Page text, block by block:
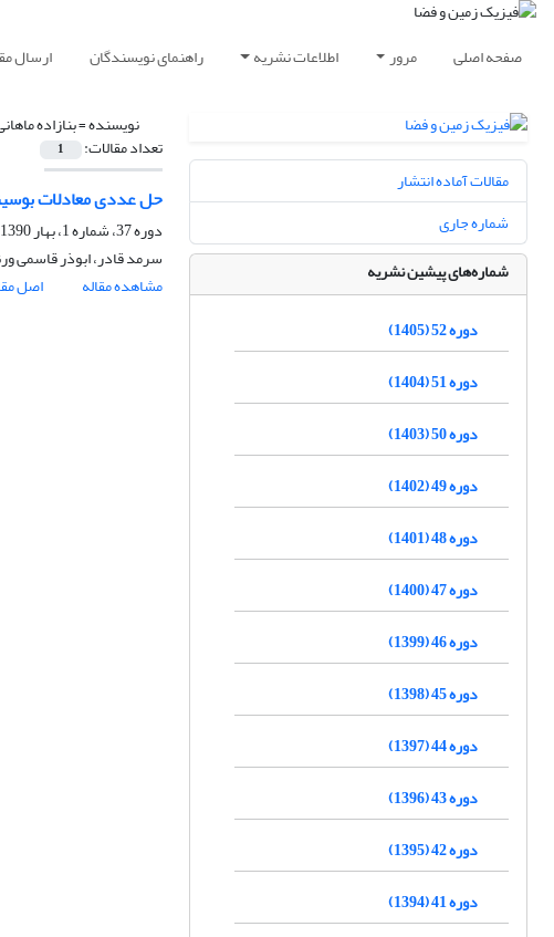
صفحه اصلی مرور اطلاعات نشریه راهنمای نویسندگان ارسال
نویسنده =بنازاده
تعداد مقالات: 1
حل عددی معادلات
دوره 37، شماره 1، بهار 1390
سرمد قادر، ابوذر قاسمی
مشاهده مقاله
اصل
مقالات آماده انتشار
شماره جاری
شماره‌های پیشین نشریه
دوره 52 (1405)
دوره 51 (1404)
دوره 50 (1403)
دوره 49 (1402)
دوره 48 (1401)
دوره 47 (1400)
دوره 46 (1399)
دوره 45 (1398)
دوره 44 (1397)
دوره 43 (1396)
دوره 42 (1395)
دوره 41 (1394)